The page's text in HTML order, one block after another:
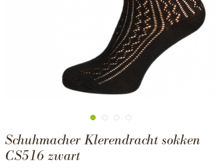
Schuhmacher Klerendracht sokken
CS516 zwart